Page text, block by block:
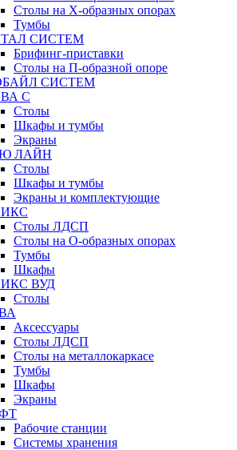
Столы на Х-образных опорах
Тумбы
СИСТЕМ
Брифинг-приставки
Столы на П-образной опоре
СИСТЕМ
С
Столы
Шкафы и тумбы
Экраны
ЛАЙН
Столы
Шкафы и тумбы
Экраны и комплектующие
Столы ЛДСП
Столы на О-образных опорах
Тумбы
Шкафы
ВУД
Столы
Аксессуары
Столы ЛДСП
Столы на металлокаркасе
Тумбы
Шкафы
Экраны
Рабочие станции
Системы хранения